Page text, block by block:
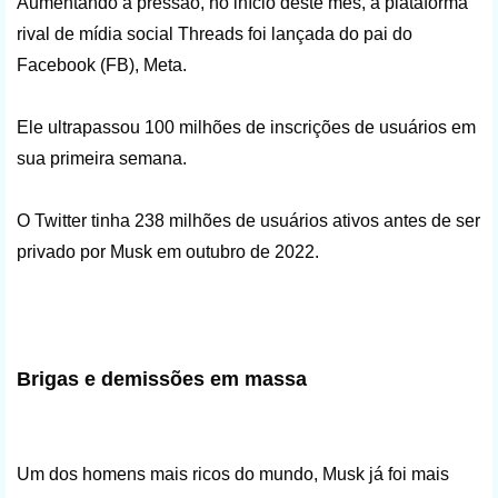
rival de mídia social Threads foi lançada do pai do
Facebook (FB), Meta.
Ele ultrapassou 100 milhões de inscrições de usuários em
sua primeira semana.
O Twitter tinha 238 milhões de usuários ativos antes de ser
privado por Musk em outubro de 2022.
Brigas e demissões em massa
Um dos homens mais ricos do mundo, Musk já foi mais